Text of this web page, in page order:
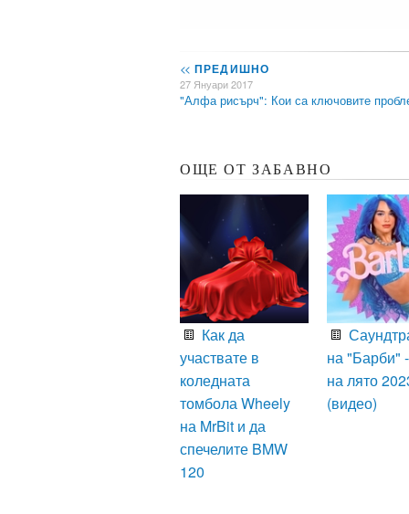
<< ПРЕДИШНО
27 Януари 2017
"Алфа рисърч": Кои са ключовите
ОЩЕ ОТ ЗАБАВНО
Как да
участвате в
коледната
томбола Wheely
на MrBit и да
спечелите BMW
120
на "Барби"
на лято
(видео)